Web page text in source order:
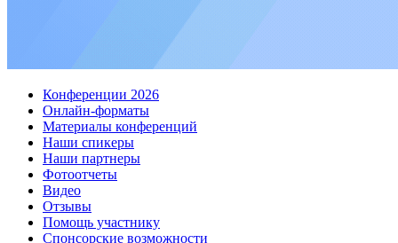
Конференции 2026
Онлайн-форматы
Материалы конференций
Наши спикеры
Наши партнеры
Фотоотчеты
Видео
Отзывы
Помощь участнику
Спонсорские возможности